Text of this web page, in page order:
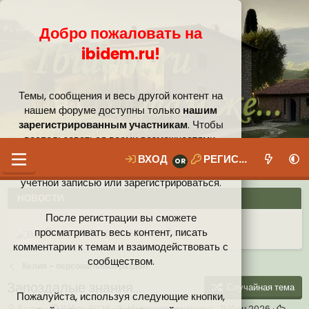
Добро пожаловать на
ibidem.ru!
Темы, сообщения и весь другой контент на
нашем форуме доступны только нашим
зарегистрированным участникам. Чтобы
воспользоваться всеми возможностями,
которые предлагает наше сообщество, вам
необходимо войти в систему под своей
учётной записью или зарегистрироваться.
После регистрации вы сможете
просматривать весь контент, писать
комментарии к темам и взаимодействовать с
сообществом.
Пожалуйста, используя следующие кнопки,
ВХОД РЕГИСТРАЦИЯ
Иконки пользователя
Ваши собственные смайлики
Аналитика от Ассистента
Новая система рейтинга (оценок) на форуме
Келия - персональный раздел
Запоздалые знания...
Случайная тема